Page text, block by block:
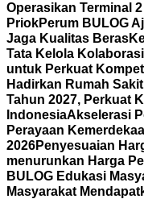
Operasikan Terminal
PriokPerum BULOG
Jaga Kualitas Beras
Tata Kelola
untuk Perkuat
Hadirkan Rumah
Tahun 2027, Perkuat
IndonesiaAkselerasi
Perayaan
2026Penyesuaian
menurunkan Harga
BULOG Edukasi
Masyarakat